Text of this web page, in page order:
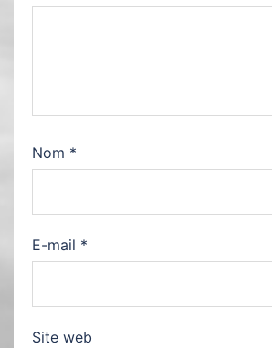
Nom *
E-mail *
Site web